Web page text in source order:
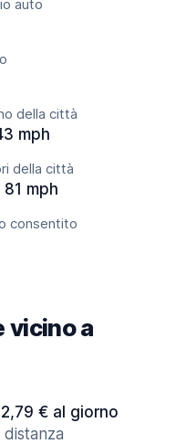
auto
della città
mph
della città
mph
consentito
vicino a
€ al giorno
distanza